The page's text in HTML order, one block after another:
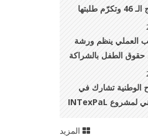
بتخريج الفوج الـ 46 وتكرّم طلبتها
العملي ينظم ورشة
حقوق الطفل بالشراكة
النسوية
الوطنية تشارك في
الاجتماع الثاني لمشروع INTexPaL
المزيد